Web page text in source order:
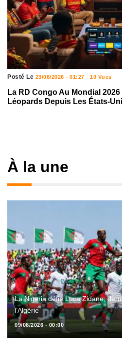
Posté Le 23/06/2026 - 01:27 10 Vues
La RD Congo Au Mondial
Léopards Depuis Les États-
À la une
La Nigeria défie Luca Zidane,
l’Algérie
09/08/2026 - 00:00